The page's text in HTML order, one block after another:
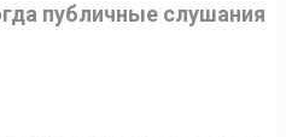
публичные слушания